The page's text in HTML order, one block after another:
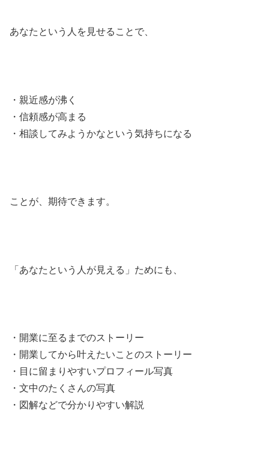
あなたという人を見せることで、
・親近感が沸く
・信頼感が高まる
・相談してみようかなという気持ちになる
ことが、期待できます。
「あなたという人が見える」ためにも、
・開業に至るまでのストーリー
・開業してから叶えたいことのストーリー
・目に留まりやすいプロフィール写真
・文中のたくさんの写真
・図解などで分かりやすい解説